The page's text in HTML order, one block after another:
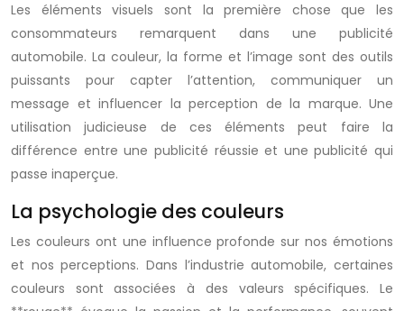
Les éléments visuels sont la première chose que les
consommateurs remarquent dans une publicité
automobile. La couleur, la forme et l’image sont des outils
puissants pour capter l’attention, communiquer un
message et influencer la perception de la marque. Une
utilisation judicieuse de ces éléments peut faire la
différence entre une publicité réussie et une publicité qui
passe inaperçue.
La psychologie des couleurs
Les couleurs ont une influence profonde sur nos émotions
et nos perceptions. Dans l’industrie automobile, certaines
couleurs sont associées à des valeurs spécifiques. Le